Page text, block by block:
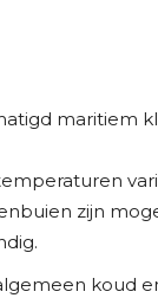
maritiem
zijn
koud